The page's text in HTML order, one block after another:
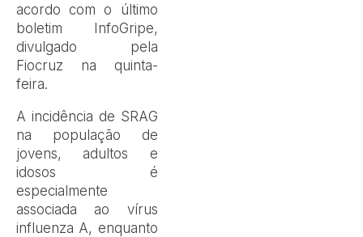
acordo com o último
boletim InfoGripe,
divulgado pela
Fiocruz na quinta-
feira.
A incidência de SRAG
na população de
jovens, adultos e
idosos é
especialmente
associada ao vírus
influenza A, enquanto